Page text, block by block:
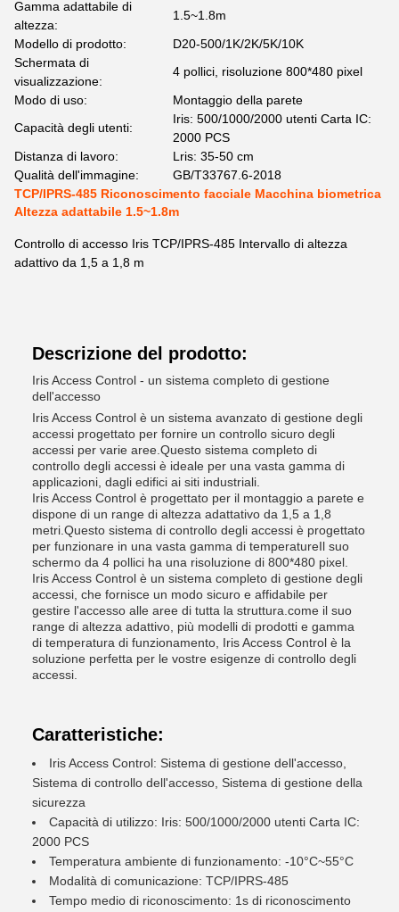
Gamma adattabile di
altezza:
1.5~1.8m
Modello di prodotto:
D20-500/1K/2K/5K/10K
Schermata di
visualizzazione:
4 pollici, risoluzione 800*480 pixel
Modo di uso:
Montaggio della parete
Capacità degli utenti:
Iris: 500/1000/2000 utenti Carta IC:
2000 PCS
Distanza di lavoro:
Lris: 35-50 cm
Qualità dell'immagine:
GB/T33767.6-2018
TCP/IPRS-485 Riconoscimento facciale Macchina biometrica
Altezza adattabile 1.5~1.8m
Controllo di accesso Iris TCP/IPRS-485 Intervallo di altezza
adattivo da 1,5 a 1,8 m
Descrizione del prodotto:
Iris Access Control - un sistema completo di gestione
dell'accesso
Iris Access Control è un sistema avanzato di gestione degli
accessi progettato per fornire un controllo sicuro degli
accessi per varie aree.Questo sistema completo di
controllo degli accessi è ideale per una vasta gamma di
applicazioni, dagli edifici ai siti industriali.
Iris Access Control è progettato per il montaggio a parete e
dispone di un range di altezza adattativo da 1,5 a 1,8
metri.Questo sistema di controllo degli accessi è progettato
per funzionare in una vasta gamma di temperatureIl suo
schermo da 4 pollici ha una risoluzione di 800*480 pixel.
Iris Access Control è un sistema completo di gestione degli
accessi, che fornisce un modo sicuro e affidabile per
gestire l'accesso alle aree di tutta la struttura.come il suo
range di altezza adattivo, più modelli di prodotti e gamma
di temperatura di funzionamento, Iris Access Control è la
soluzione perfetta per le vostre esigenze di controllo degli
accessi.
Caratteristiche:
Iris Access Control: Sistema di gestione dell'accesso,
Sistema di controllo dell'accesso, Sistema di gestione della
sicurezza
Capacità di utilizzo: Iris: 500/1000/2000 utenti Carta IC:
2000 PCS
Temperatura ambiente di funzionamento: -10°C~55°C
Modalità di comunicazione: TCP/IPRS-485
Tempo medio di riconoscimento: 1s di riconoscimento